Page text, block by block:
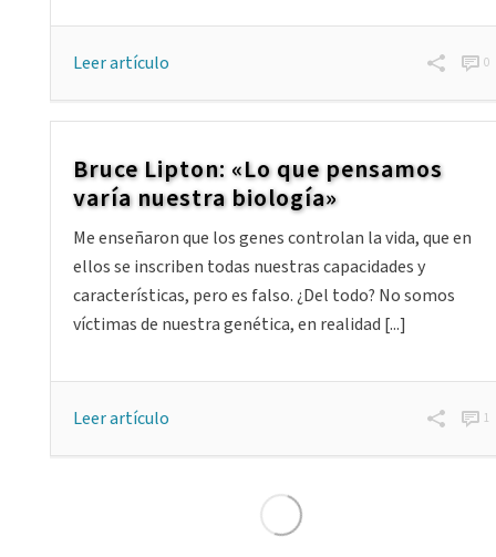
Leer artículo 0
Bruce Lipton: «Lo que pensamos
varía nuestra biología»
Me enseñaron que los genes controlan la vida, que en
ellos se inscriben todas nuestras capacidades y
características, pero es falso. ¿Del todo? No somos
víctimas de nuestra genética, en realidad [...]
Leer artículo 1